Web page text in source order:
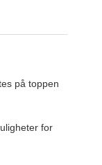
på toppen
for